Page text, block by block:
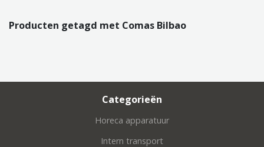
Producten getagd met Comas Bilbao
Categorieën
Horeca apparatuur
Intern transport